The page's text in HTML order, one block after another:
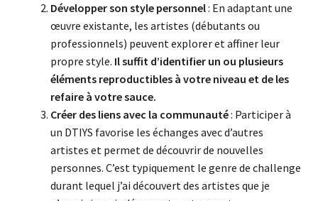
Développer son style personnel: En adaptant une
œuvre existante, les artistes (débutants ou
professionnels) peuvent explorer et affiner leur
propre style. Il suffit d’identifier un ou plusieurs
éléments reproductibles à votre niveau et de les
refaire à votre sauce.
Créer des liens avec la communauté: Participer à
un DTIYS favorise les échanges avec d’autres
artistes et permet de découvrir de nouvelles
personnes. C’est typiquement le genre de challenge
durant lequel j’ai découvert des artistes que je